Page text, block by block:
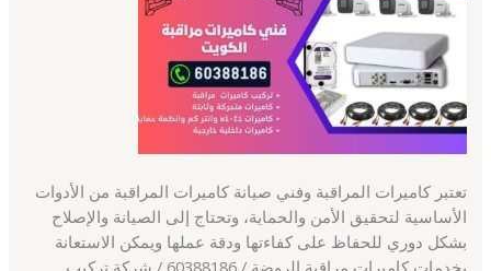
تعتبر كاميرات المراقبة وفني صيانة كاميرات المراقبة من الأدوات
الأساسية لتحقيق الأمن والحماية، وتحتاج إلى الصيانة والإصلاح
بشكل دوري للحفاظ على كفاءتها ودقة عملها ويمكن الاستعانة